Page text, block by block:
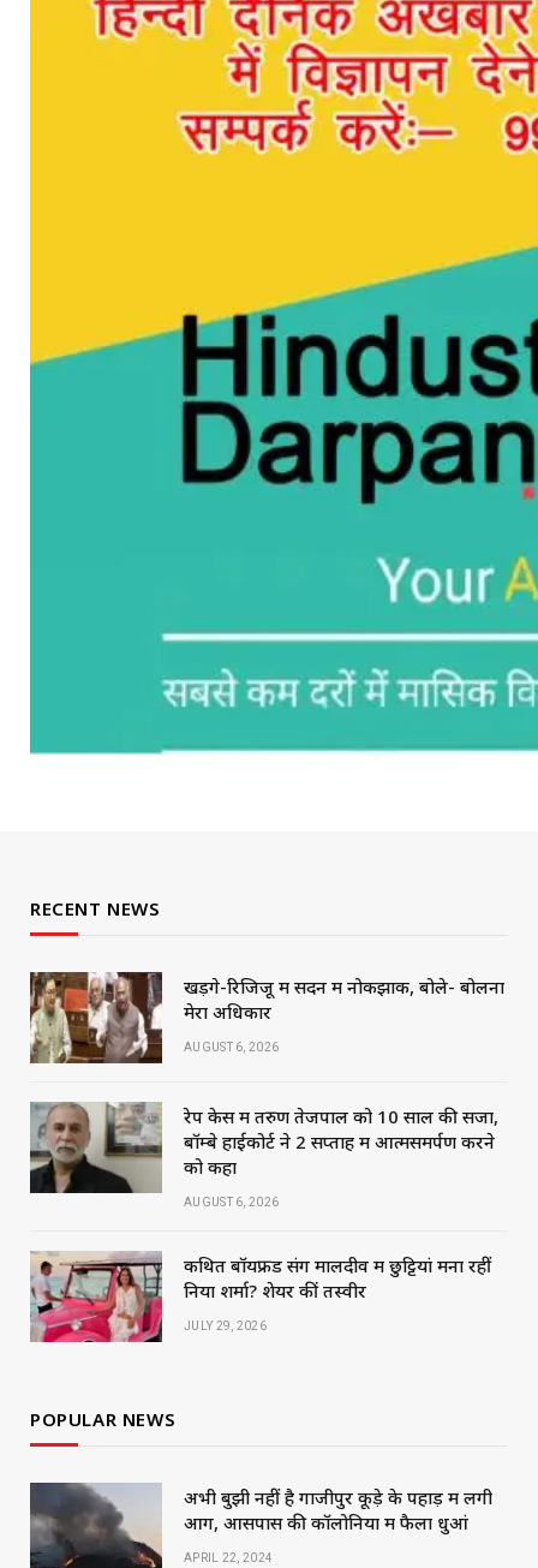
RECENT NEWS
खड़गे-रिजिजू में सदन में नोकझोंक, बोले- बोलना
मेरा अधिकार
AUGUST 6, 2026
रेप केस में तरुण तेजपाल को 10 साल की सजा,
बॉम्बे हाईकोर्ट ने 2 सप्ताह में आत्मसमर्पण करने
को कहा
AUGUST 6, 2026
कथित बॉयफ्रेंड संग मालदीव में छुट्टियां मना रहीं
निया शर्मा? शेयर कीं तस्वीरें
JULY 29, 2026
POPULAR NEWS
अभी बुझी नहीं है गाजीपुर कूड़े के पहाड़ में लगी
आग, आसपास की कॉलोनियों में फैला धुआं
APRIL 22, 2024